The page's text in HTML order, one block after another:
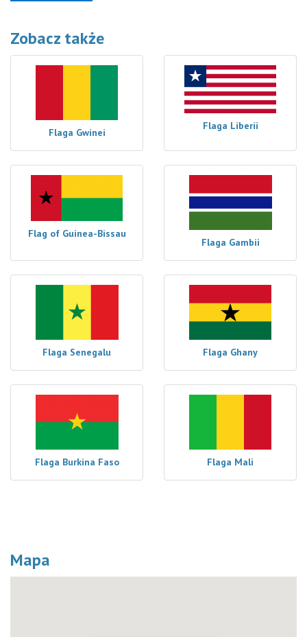
Zobacz także
Flaga Gwinei
Flaga Liberii
Flag of Guinea-Bissau
Flaga Gambii
Flaga Senegalu Flaga Ghany
Flaga Burkina Faso Flaga Mali
Mapa